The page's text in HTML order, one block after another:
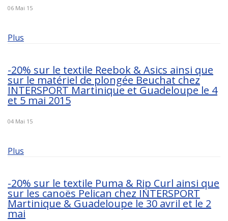
06 Mai 15
Plus
-20% sur le textile Reebok & Asics ainsi que
sur le matériel de plongée Beuchat chez
INTERSPORT Martinique et Guadeloupe le 4
et 5 mai 2015
04 Mai 15
Plus
-20% sur le textile Puma & Rip Curl ainsi que
sur les canoës Pelican chez INTERSPORT
Martinique & Guadeloupe le 30 avril et le 2
mai